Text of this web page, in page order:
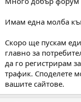
Имам една молба
Скоро ще пускам
главно за
да го регистрирам
трафик. Споделете
вашите сайтове.